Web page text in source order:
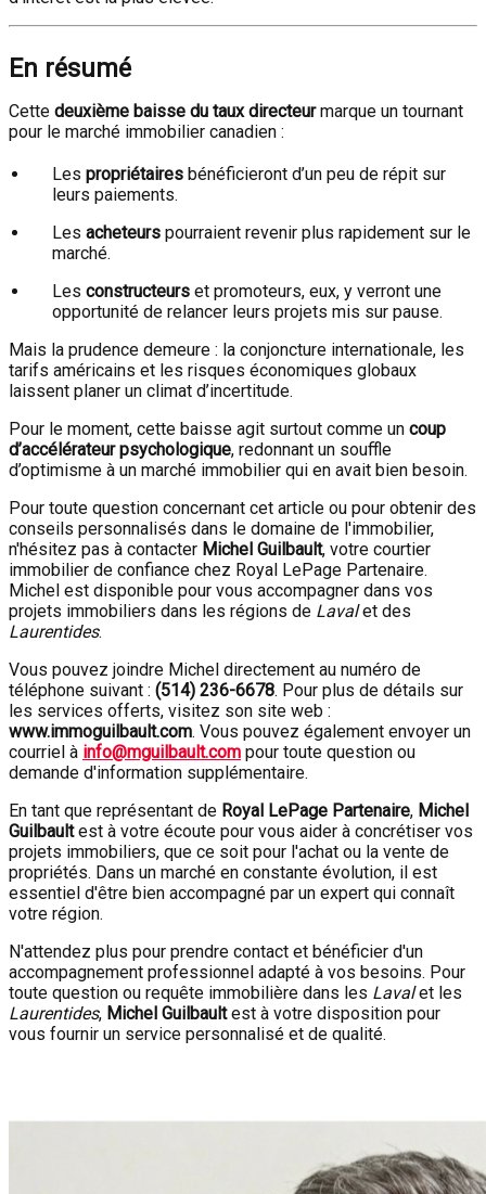
En résumé
Cette deuxième baisse du taux directeurmarque un tournant
pour le marché immobilier canadien :
Les propriétaires bénéficieront d’un peu de répit sur
leurs paiements.
Les acheteurs pourraient revenir plus rapidement sur le
marché.
Les constructeurs et promoteurs, eux, y verront une
opportunité de relancer leurs projets mis sur pause.
Mais la prudence demeure : la conjoncture internationale, les
tarifs américains et les risques économiques globaux
laissent planer un climat d’incertitude.
Pour le moment, cette baisse agit surtout comme un coup
d’accélérateur psychologique, redonnant un souffle
d’optimisme à un marché immobilier qui en avait bien besoin.
Pour toute question concernant cet article ou pour obtenir des
conseils personnalisés dans le domaine de l'immobilier,
n'hésitez pas à contacter Michel Guilbault, votre courtier
immobilier de confiance chez Royal LePage Partenaire.
Michel est disponible pour vous accompagner dans vos
projets immobiliers dans les régions de Lavalet des
Laurentides.
Vous pouvez joindre Michel directement au numéro de
téléphone suivant : (514) 236-6678. Pour plus de détails sur
les services offerts, visitez son site web :
www.immoguilbault.com. Vous pouvez également envoyer un
courriel à info@mguilbault.com pour toute question ou
demande d'information supplémentaire.
En tant que représentant de Royal LePage Partenaire, Michel
Guilbaultest à votre écoute pour vous aider à concrétiser vos
projets immobiliers, que ce soit pour l'achat ou la vente de
propriétés. Dans un marché en constante évolution, il est
essentiel d'être bien accompagné par un expert qui connaît
votre région.
N'attendez plus pour prendre contact et bénéficier d'un
accompagnement professionnel adapté à vos besoins. Pour
toute question ou requête immobilière dans les Lavalet les
Laurentides, Michel Guilbaultest à votre disposition pour
vous fournir un service personnalisé et de qualité.